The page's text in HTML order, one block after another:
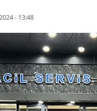
- 13:48